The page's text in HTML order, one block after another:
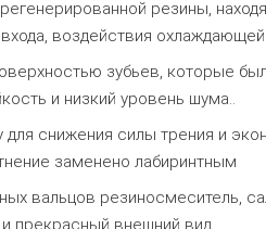
резины,
воздействия
зубьев, которые
и низкий уровень шума..
снижения силы трения и
заменено лабиринтным
вальцов резиносмеситель,
прекрасный внешний вид.